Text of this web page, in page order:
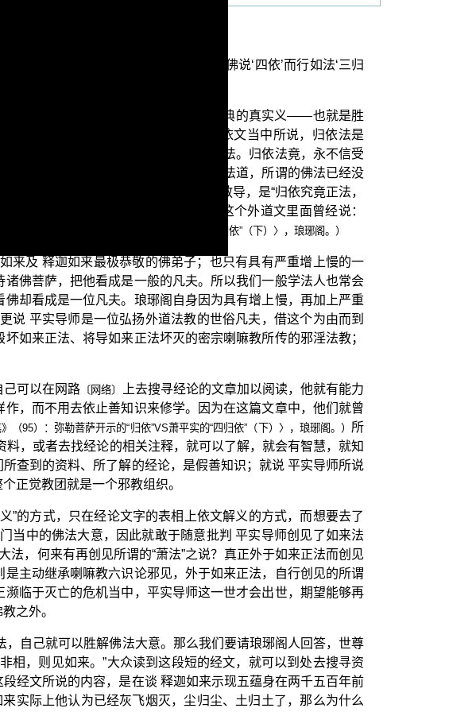
三乘菩提之相似佛法”，题目是“当依佛说‘四依’而行如法‘三归
觉教团所传三归依是否如法？是否依经典的真实义——也就是胜
法”这一部分来作讨论。正觉教团的归依文当中所说，归依法是
归依了义诸经正义，归依十方常住佛法。归依法竟，永不信受
，之后才舍寿入涅槃；也就是成佛的法道，所谓的佛法已经没
觉三归依的“归依法”，是谨遵 如来教导，是“归依究竟正法，
阁外道文当中，所谓的“萧法”之说？这个外道文里面曾经说：
（95）：弥勒菩萨开示的“归依”VS萧平实的“四归依”（下）〉，琅琊阁。）
来及 释迦如来最极恭敬的佛弟子；也只有具有严重增上慢的一
佛菩萨，把他看成是一般的凡夫。所以我们一般学法人也常会
却看成是一位凡夫。琅琊阁自身因为具有增上慢，再加上严重
说 平实导师是一位弘扬外道法教的世俗凡夫，借这个为由而到
如来正法、将导如来正法坏灭的密宗喇嘛教所传的邪淫法教；
己可以在网路 〔网络〕
上去搜寻经论的文章加以阅读，他就有能力
，而不用去依止善知识来修学。因为在这篇文章中，他们就曾
》（95）：弥勒菩萨开示的“归依”VS萧平实的“四归依”（下）〉，琅琊阁。） 所
料，或者去找经论的相关注释，就可以了解，就会有智慧，就知
查到的资料、所了解的经论，是假善知识；就说 平实导师所说
正觉教团就是一个邪教组织。
”的方式，只在经论文字的表相上依文解义的方式，而想要去了
当中的佛法大意，因此就敢于随意批判 平实导师创见了如来法
法，何来有再创见所谓的“萧法”之说？真正外于如来正法而创见
主动继承喇嘛教六识论邪见，外于如来正法，自行创见的所谓
临于灭亡的危机当中，平实导师这一世才会出世，期望能够再
之外。
，自己就可以胜解佛法大意。那么我们要请琅琊阁人回答，世尊
相，则见如来。”大众读到这段短的经文，就可以到处去搜寻资
经文所说的内容，是在谈 释迦如来示现五蕴身在两千五百年前
实际上他认为已经灰飞烟灭，尘归尘、土归土了，那么为什么